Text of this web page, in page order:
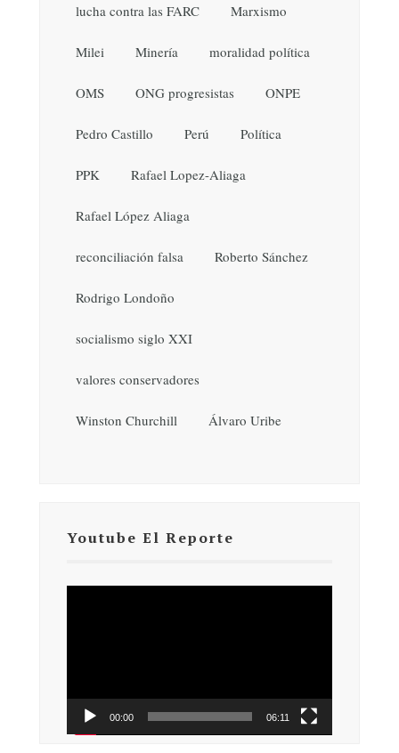
lucha contra las FARC Marxismo
Milei Minería moralidad política
OMS ONG progresistas ONPE
Pedro Castillo Perú Política
PPK Rafael Lopez-Aliaga
Rafael López Aliaga
reconciliación falsa Roberto Sánchez
Rodrigo Londoño
socialismo siglo XXI
valores conservadores
Winston Churchill Álvaro Uribe
Youtube El Reporte
00:00 06:11